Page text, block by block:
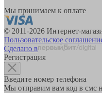
Мы принимаем к оплате
© 2011-2026 Интернет-
Пользовательское
Сделано в
Регистрация
Введите номер телефона
Мы отправим вам код в смс